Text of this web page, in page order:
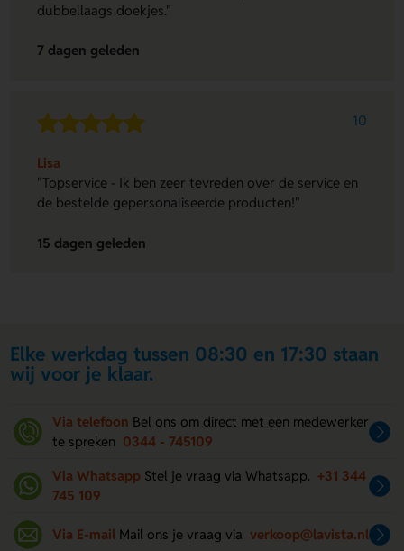
dubbellaags doekjes."
7 dagen geleden
10
Lisa
"Topservice - Ik ben zeer tevreden over de service en
de bestelde gepersonaliseerde producten!"
15 dagen geleden
Elke werkdag tussen 08:30 en 17:30 staan
wij voor je klaar.
Via telefoon Bel ons om direct met een medewerker
te spreken 0344 - 745109
Via Whatsapp Stel je vraag via Whatsapp. +31 344
745 109
Via E-mail Mail ons je vraag via verkoop@lavista.nl